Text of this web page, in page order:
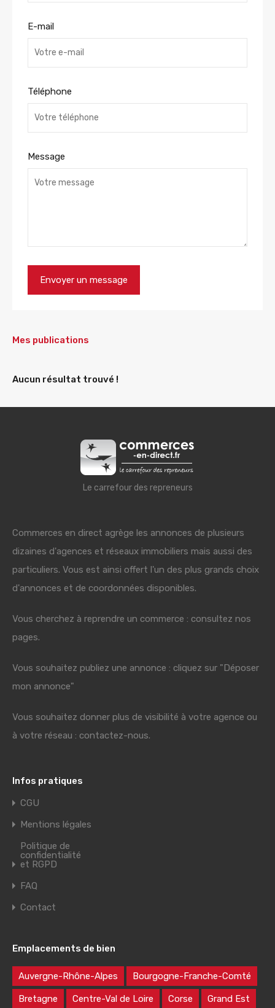
E-mail
Téléphone
Message
Mes publications
Aucun résultat trouvé !
Le carrefour des repreneurs
Commerces en direct agrège les annonces de plusieurs
dizaines d'agences et réseaux immobiliers mais aussi des
particuliers. Vous est ainsi offert l'un des plus grands choix
d'annonces et de coordonnées disponibles.
Vous cherchez à reprendre un commerce : consultez nos
pages.
Vous souhaitez publiez une annonce : cliquez sur "Déposer
mon annonce"
Vous souhaitez donner plus de visibilité à votre agence ou
à votre réseau : contactez-nous.
Infos pratiques
CGU
Mentions légales
Politique de
confidentialité
et RGPD
FAQ
Contact
Emplacements de bien
Auvergne-Rhône-Alpes Bourgogne-Franche-Comté
Bretagne Centre-Val de Loire Corse Grand Est